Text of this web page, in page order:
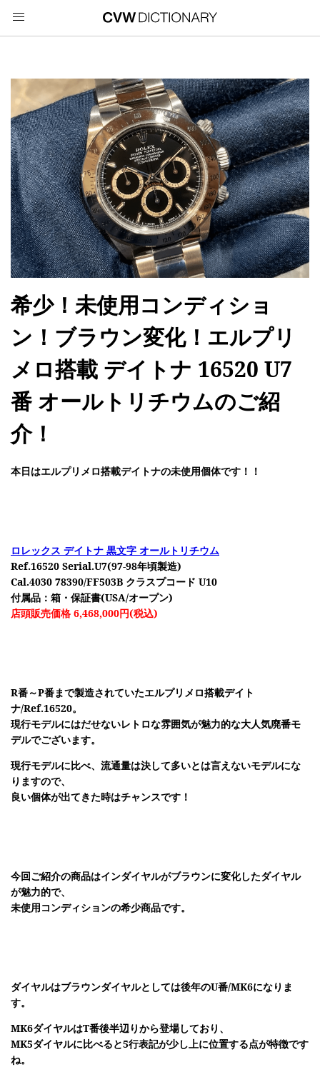
希少！未使用コンディショ
ン！ブラウン変化！エルプリ
メロ搭載 デイトナ 16520 U7
番 オールトリチウムのご紹
介！
本日はエルプリメロ搭載デイトナの未使用個体です！！
ロレックス デイトナ 黒文字 オールトリチウム
Ref.16520 Serial.U7(97-98年頃製造)
Cal.4030 78390/FF503B クラスプコード U10
付属品：箱・保証書(USA/オープン)
店頭販売価格 6,468,000円(税込)
R番～P番まで製造されていたエルプリメロ搭載デイト
ナ/Ref.16520。
現行モデルにはだせないレトロな雰囲気が魅力的な大人気廃番モ
デルでございます。
現行モデルに比べ、流通量は決して多いとは言えないモデルにな
りますので、
良い個体が出てきた時はチャンスです！
今回ご紹介の商品はインダイヤルがブラウンに変化したダイヤル
が魅力的で、
未使用コンディションの希少商品です。
ダイヤルはブラウンダイヤルとしては後年のU番/MK6になりま
す。
MK6ダイヤルはT番後半辺りから登場しており、
MK5ダイヤルに比べると5行表記が少し上に位置する点が特徴です
ね。